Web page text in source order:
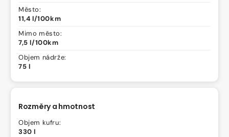
Město:
11,4 l/100km
Mimo město:
7,5 l/100km
Objem nádrže:
75 l
Rozměry a hmotnost
Objem kufru:
330 l